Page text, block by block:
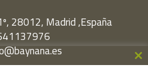
28012, Madrid ,España